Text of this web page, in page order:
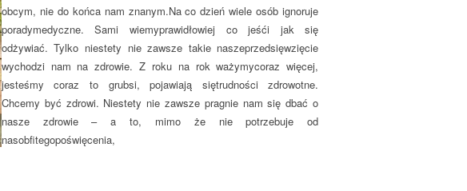
obcym, nie do końca nam znanym.Na co dzień wiele osób ignoruje
poradymedyczne. Sami wiemyprawidłowiej co jeśći jak się
odżywiać. Tylko niestety nie zawsze takie naszeprzedsięwzięcie
wychodzi nam na zdrowie. Z roku na rok ważymycoraz więcej,
jesteśmy coraz to grubsi, pojawiają siętrudności zdrowotne.
Chcemy być zdrowi. Niestety nie zawsze pragnie nam się dbać o
nasze zdrowie – a to, mimo że nie potrzebuje od
nasobfitegopoświęcenia,